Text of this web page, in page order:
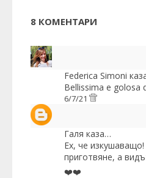
8 КОМЕНТАРИ
Federica Simoni
Bellissima e golosa
6/7/21
Галя каза…
Ех, че изкушаващо!
приготвяне, а
❤️❤️